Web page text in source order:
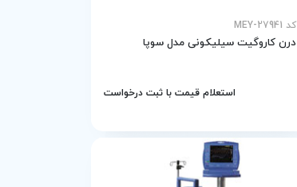
کد MEY-27941
درن کاروگیت سیلیکونی مدل سوپا
استعلام قیمت با ثبت درخواست